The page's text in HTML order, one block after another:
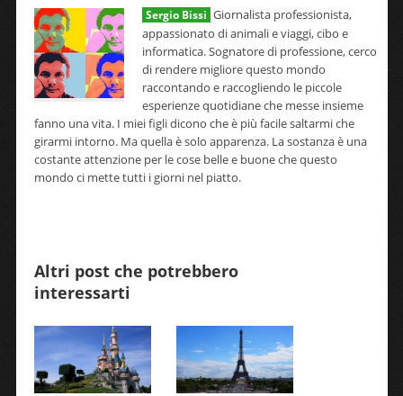
Sergio Bissi Giornalista professionista,
appassionato di animali e viaggi, cibo e
informatica. Sognatore di professione, cerco
di rendere migliore questo mondo
raccontando e raccogliendo le piccole
esperienze quotidiane che messe insieme
fanno una vita. I miei figli dicono che è più facile saltarmi che
girarmi intorno. Ma quella è solo apparenza. La sostanza è una
costante attenzione per le cose belle e buone che questo
mondo ci mette tutti i giorni nel piatto.
Altri post che potrebbero
interessarti